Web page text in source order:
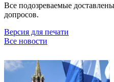
Все подозреваемые
допросов.
Версия для печати
Все новости